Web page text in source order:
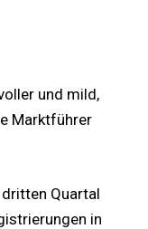
und mild,
Marktführer
Quartal
in